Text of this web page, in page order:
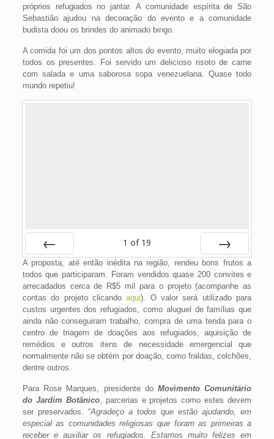
próprios refugiados no jantar. A comunidade espírita de São
Sebastião ajudou na decoração do evento e a comunidade
budista doou os brindes do animado bingo.
A comida foi um dos pontos altos do evento, muito elogiada por
todos os presentes. Foi servido um delicioso risoto de carne
com salada e uma saborosa sopa venezuelana. Quase todo
mundo repetiu!
Prev
1 of 19
Next
A proposta, até então inédita na região, rendeu bons frutos a
todos que participaram. Foram vendidos quase 200 convites e
arrecadados cerca de R$5 mil para o projeto (acompanhe as
contas do projeto clicandoaqui). O valor será utilizado para
custos urgentes dos refugiados, como aluguel de famílias que
ainda não conseguiram trabalho, compra de uma tenda para o
centro de triagem de doações aos refugiados, aquisição de
remédios e outros itens de necessidade emergencial que
normalmente não se obtém por doação, como fraldas, colchões,
dentre outros.
Para Rose Marques, presidente do Movimento Comunitário
do Jardim Botânico, parcerias e projetos como estes devem
ser preservados. “Agradeço a todos que estão ajudando, em
especial as comunidades religiosas que foram as primeiras a
receber e auxiliar os refugiados. Estamos muito felizes em